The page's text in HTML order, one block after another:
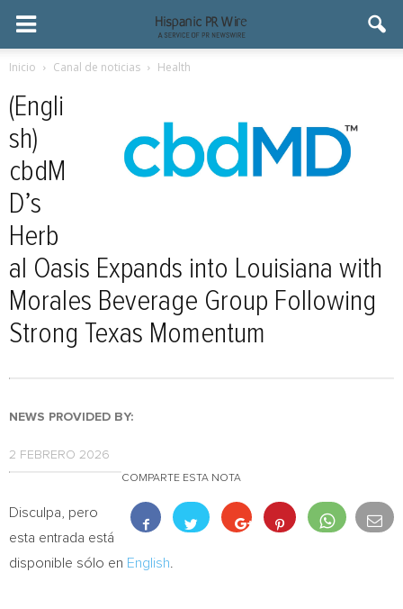
Inicio Canal de noticias Health
(Engli
sh)
cbdM
D’s
Herb
al Oasis Expands into Louisiana with
Morales Beverage Group Following
Strong Texas Momentum
NEWS PROVIDED BY:
2 FEBRERO 2026
COMPARTE ESTA NOTA
Disculpa, pero
esta entrada está
disponible sólo en English